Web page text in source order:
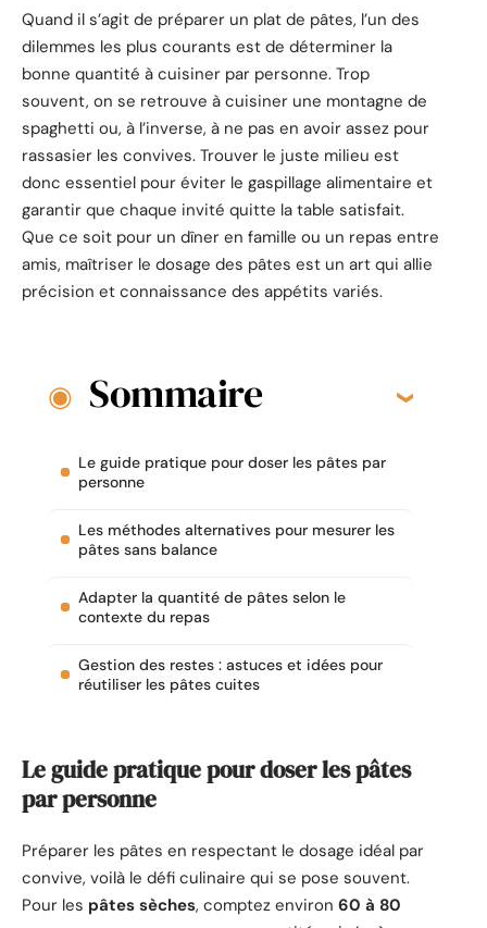
Quand il s’agit de préparer un plat de pâtes, l’un des
dilemmes les plus courants est de déterminer la
bonne quantité à cuisiner par personne. Trop
souvent, on se retrouve à cuisiner une montagne de
spaghetti ou, à l’inverse, à ne pas en avoir assez pour
rassasier les convives. Trouver le juste milieu est
donc essentiel pour éviter le gaspillage alimentaire et
garantir que chaque invité quitte la table satisfait.
Que ce soit pour un dîner en famille ou un repas entre
amis, maîtriser le dosage des pâtes est un art qui allie
précision et connaissance des appétits variés.
Sommaire
Le guide pratique pour doser les pâtes par
personne
Les méthodes alternatives pour mesurer les
pâtes sans balance
Adapter la quantité de pâtes selon le
contexte du repas
Gestion des restes : astuces et idées pour
réutiliser les pâtes cuites
Le guide pratique pour doser les pâtes
par personne
Préparer les pâtes en respectant le dosage idéal par
convive, voilà le défi culinaire qui se pose souvent.
Pour les pâtes sèches, comptez environ 60 à 80